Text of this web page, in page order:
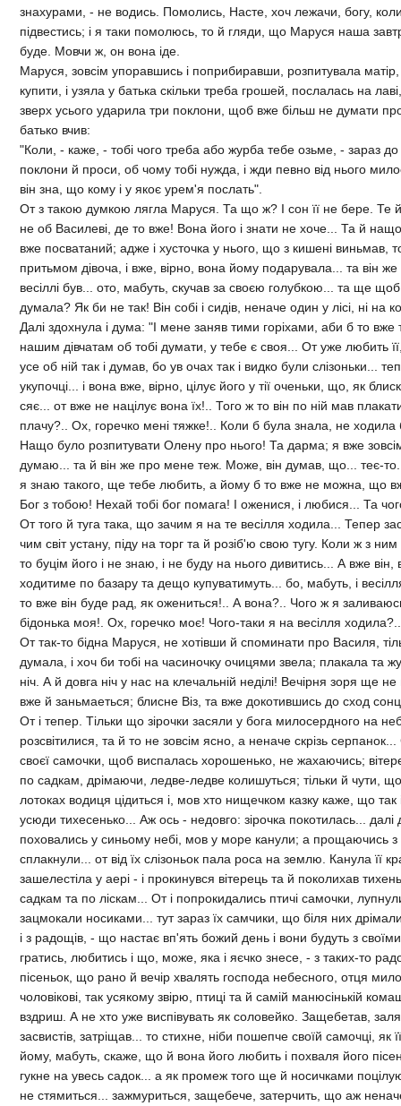
знахурами, - не водись. Помолись, Насте, хоч лежачи, богу,
пiдвестись; i я таки помолюсь, то й гляди, що Маруся наша
буде. Мовчи ж, он вона iде.
Маруся, зовсiм упоравшись i поприбиравши, розпитувала матiр,
купити, i узяла у батька скiльки треба грошей, послалась на
зверх усього ударила три поклони, щоб вже бiльш не думати про
батько вчив:
"Коли, - каже, - тобi чого треба або журба тебе озьме, - зараз
поклони й проси, об чому тобi нужда, i жди певно вiд нього
вiн зна, що кому i у якоє урем'я послать".
От з такою думкою лягла Маруся. Та що ж? I сон її не бере. Те
не об Василевi, де то вже! Вона його i знати не хоче... Та й
вже посватаний; адже i хусточка у нього, що з кишенi виньмав,
притьмом дiвоча, i вже, вiрно, вона йому подарувала... та вiн
весiллi був... ото, мабуть, скучав за своєю голубкою... та ще
думала? Як би не так! Вiн собi i сидiв, неначе один у лiсi, нi на
Далi здохнула i дума: "I мене заняв тими горiхами, аби б то
нашим дiвчатам об тобi думати, у тебе є своя... От уже любить
усе об нiй так i думав, бо ув очах так i видко були слiзоньки...
укупочцi... i вона вже, вiрно, цiлує його у тiї оченьки, що, як
сяє... от вже не нацiлує вона їх!.. Того ж то вiн по нiй мав
плачу?.. Ох, горечко менi тяжке!.. Коли б була знала, не ходила
Нащо було розпитувати Олену про нього! Та дарма; я вже
думаю... та й вiн же про мене теж. Може, вiн думав, що... теє-
я знаю такого, ще тебе любить, а йому б то вже не можна, що
Бог з тобою! Нехай тобi бог помага! I оженися, i любися... Та
От того й туга така, що зачим я на те весiлля ходила... Тепер
чим свiт устану, пiду на торг та й розiб'ю свою тугу. Коли ж з ним
то буцiм його i не знаю, i не буду на нього дивитись... А вже вiн,
ходитиме по базару та дещо купуватимуть... бо, мабуть, i
то вже вiн буде рад, як ожениться!.. А вона?.. Чого ж я
бiдонька моя!. Ох, горечко моє! Чого-таки я на весiлля
От так-то бiдна Маруся, не хотiвши й споминати про Василя,
думала, i хоч би тобi на часиночку очицями звела; плакала та
нiч. А й довга нiч у нас на клечальнiй недiлi! Вечiрня зоря ще не
вже й заньмаеться; блисне Вiз, та вже докотившись до сход
От i тепер. Тiльки що зiрочки засяли у бога милосердного на
розсвiтилися, та й то не зовсiм ясно, а неначе скрiзь
своєї самочки, щоб виспалась хорошенько, не жахаючись;
по садкам, дрiмаючи, ледве-ледве колишуться; тiльки й чути,
лотоках водиця цiдиться i, мов хто нищечком казку каже, що так
усюди тихесенько... Аж ось - недовго: зiрочка покотилась... далi
поховались у синьому небi, мов у море канули; а прощаючись
сплакнули... от вiд їх слiзоньок пала роса на землю. Канула її
зашелестiла у аерi - i прокинувся вiтерець та й поколихав
садкам та по лiскам... От i попрокидались птичi самочки,
зацмокали носиками... тут зараз їх самчики, що бiля них
i з радощiв, - що настає вп'ять божий день i вони будуть з
гратись, любитись i що, може, яка i яєчко знесе, - з таких-то
пiсеньок, що рано й вечiр хвалять господа небесного, отця
чоловiковi, так усякому звiрю, птицi та й самiй манюсiнькiй
вздриш. А не хто уже виспiвувать як соловейко. Защебетав,
засвистiв, затрiщав... то стихне, нiби пошепче своїй самочцi, як
йому, мабуть, скаже, що й вона його любить i похваля його
гукне на увесь садок... а як промеж того ще й носичками
не стямиться... зажмуриться, защебече, затерчить, що аж